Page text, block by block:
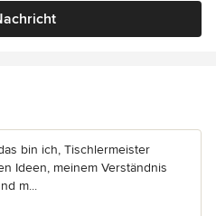
bin ich, Tischlermeister
Ideen, meinem Verständnis
m...